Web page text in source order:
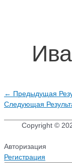
← Предыдущая
Следующая
Copyright ©
Авторизация
Регистрация